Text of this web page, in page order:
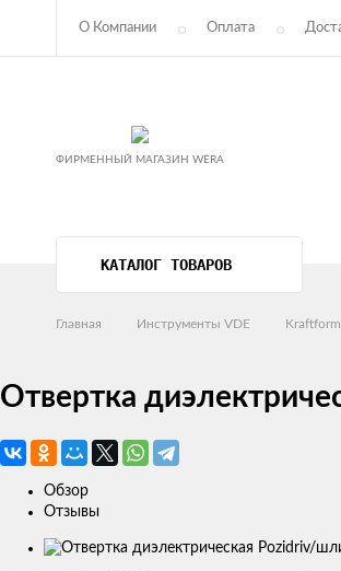
О Компании Оплата
ФИРМЕННЫЙ МАГАЗИН WERA
КАТАЛОГ ТОВАРОВ
Главная Инструменты VDE
Отвертка
Обзор
Отзывы
Изображения